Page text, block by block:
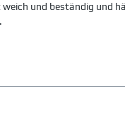
und beständig und